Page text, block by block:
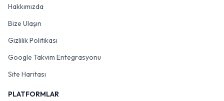
Hakkımızda
Bize Ulaşın
Gizlilik Politikası
Google Takvim Entegrasyonu
Site Haritası
PLATFORMLAR